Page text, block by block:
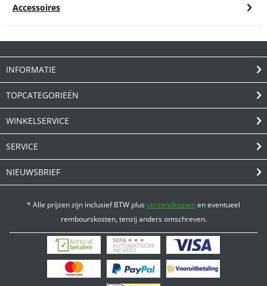
Accessoires
INFORMATIE
TOPCATEGORIEËN
WINKELSERVICE
SERVICE
NIEUWSBRIEF
* Alle prijzen zijn inclusief BTW plusverzendkostenen eventueel
rembourskosten, tenzij anders omschreven.